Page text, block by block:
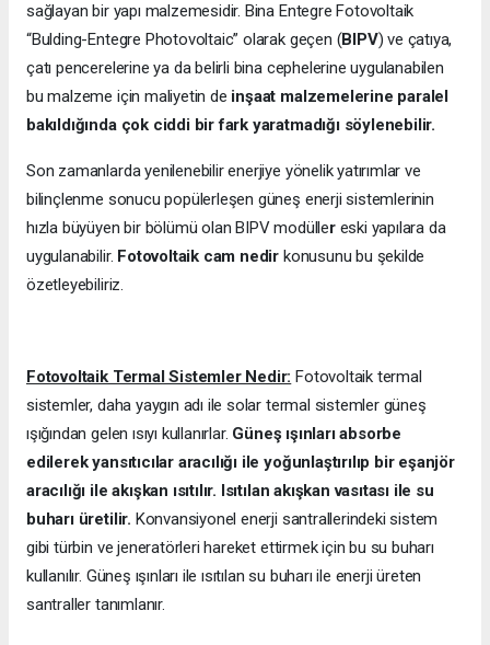
sağlayan bir yapı malzemesidir. Bina Entegre Fotovoltaik
“Bulding-Entegre Photovoltaic” olarak geçen (BIPV) ve çatıya,
çatı pencerelerine ya da belirli bina cephelerine uygulanabilen
bu malzeme için maliyetin de inşaat malzemelerine paralel
bakıldığında çok ciddi bir fark yaratmadığı söylenebilir.
Son zamanlarda yenilenebilir enerjiye yönelik yatırımlar ve
bilinçlenme sonucu popülerleşen güneş enerji sistemlerinin
hızla büyüyen bir bölümü olan BIPV modüller eski yapılara da
uygulanabilir. Fotovoltaik cam nedir konusunu bu şekilde
özetleyebiliriz.
Fotovoltaik Termal Sistemler Nedir: Fotovoltaik termal
sistemler, daha yaygın adı ile solar termal sistemler güneş
ışığından gelen ısıyı kullanırlar. Güneş ışınları absorbe
edilerek yansıtıcılar aracılığı ile yoğunlaştırılıp bir eşanjör
aracılığı ile akışkan ısıtılır. Isıtılan akışkan vasıtası ile su
buharı üretilir. Konvansiyonel enerji santrallerindeki sistem
gibi türbin ve jeneratörleri hareket ettirmek için bu su buharı
kullanılır. Güneş ışınları ile ısıtılan su buharı ile enerji üreten
santraller tanımlanır.